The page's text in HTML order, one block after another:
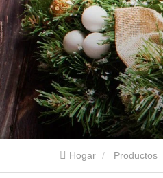
Hogar Productos